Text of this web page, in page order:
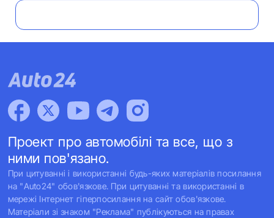
Проект про автомобілі та все, що з
ними пов'язано.
При цитуванні і використанні будь-яких матеріалів посилання
на "Auto24" обов'язкове. При цитуванні та використанні в
мережі Інтернет гіперпосилання на сайт обов'язкове.
Матеріали зі знаком "Реклама" публікуються на правах